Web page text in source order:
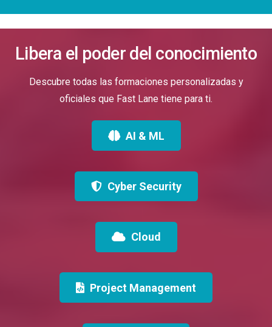
Libera el poder del conocimiento
Descubre todas las formaciones personalizadas y
oficiales que Fast Lane tiene para ti.
AI & ML
Cyber Security
Cloud
Project Management